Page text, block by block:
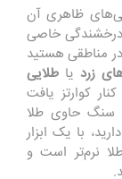
ظاهری آن
خاصی
مناطقی هستید
زرد یا طلایی
کوارتز یافت
سنگ حاوی طلا
با یک ابزار
نرم‌تر است و